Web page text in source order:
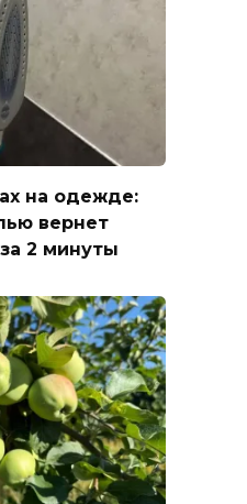
на одежде:
вернет
2 минуты